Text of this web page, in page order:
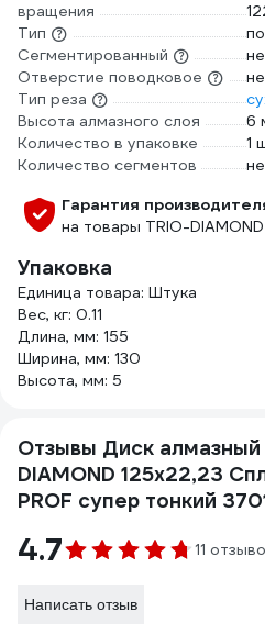
вращения
Тип
Сегментированный
Отверстие поводковое
Тип реза
Высота алмазного слоя
6
Количество в упаковке
1
Количество сегментов
Гарантия
на товары TRIO-DIAMOND
Упаковка
Единица товара: Штука
Вес, кг: 0.11
Длина, мм: 155
Ширина, мм: 130
Высота, мм: 5
Отзывы Диск алмазный
DIAMOND 125x22,23
PROF супер тонкий
4.7 11
Написать отзыв